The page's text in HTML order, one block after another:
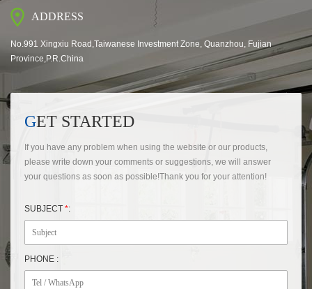
ADDRESS
No.991 Xingxiu Road,Taiwanese Investment Zone, Quanzhou, Fujian
Province,P.R.China
GET STARTED
If you have any problem when using the website or our products,
please write down your comments or suggestions, we will answer
your questions as soon as possible!Thank you for your attention!
SUBJECT *:
PHONE :